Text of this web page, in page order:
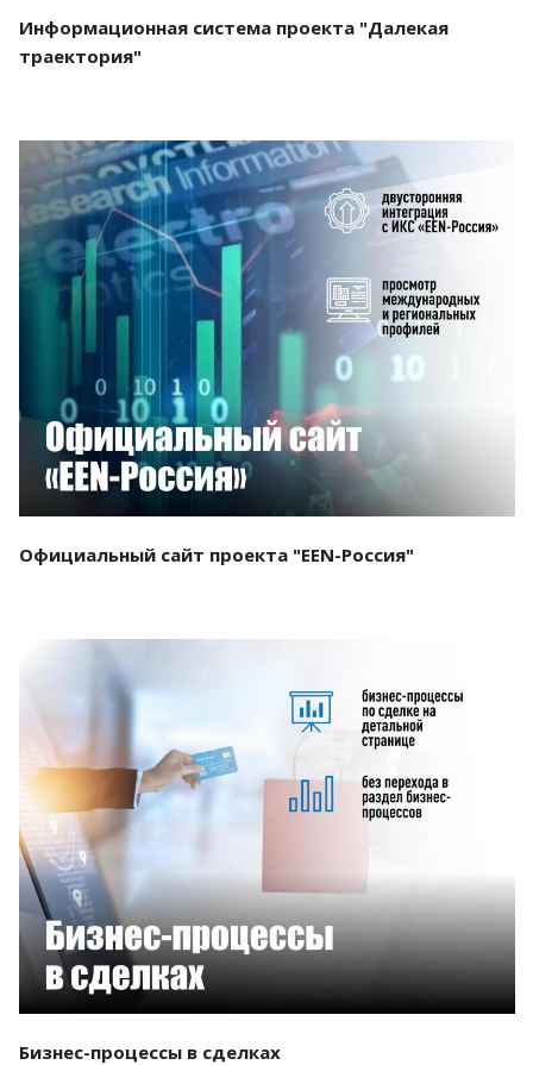
Информационная система проекта "Далекая
траектория"
Смотреть проект
Официальный сайт проекта "EEN-Россия"
Бизнес-процессы в сделках